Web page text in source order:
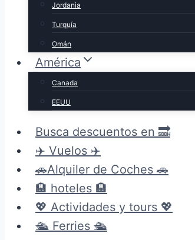
Jordania
Turquía
Omán
América
Canada
EEUU
Busca descuentos en 🔜
✈️ Vuelos ✈️
🚗Alquiler de Coches 🚗
🏨 hoteles 🏨
💖 Actividades y tours 💖
🛳️ Ferries 🛳️